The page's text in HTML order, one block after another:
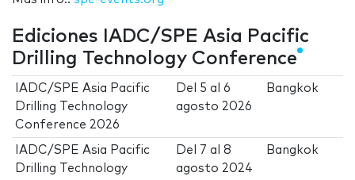
Ediciones IADC/SPE Asia Pacific
Drilling Technology Conference
IADC/SPE Asia Pacific
Drilling Technology
Conference 2026
Del 5 al6
agosto 2026
Bangkok
IADC/SPE Asia Pacific
Drilling Technology
Del 7 al8
agosto 2024
Bangkok